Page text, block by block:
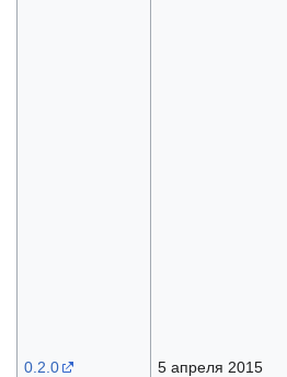
0.2.0 5 апреля 2015